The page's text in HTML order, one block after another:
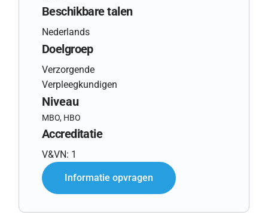
Beschikbare talen
Nederlands
Doelgroep
Verzorgende
Verpleegkundigen
Niveau
MBO, HBO
Accreditatie
V&VN: 1
Informatie opvragen